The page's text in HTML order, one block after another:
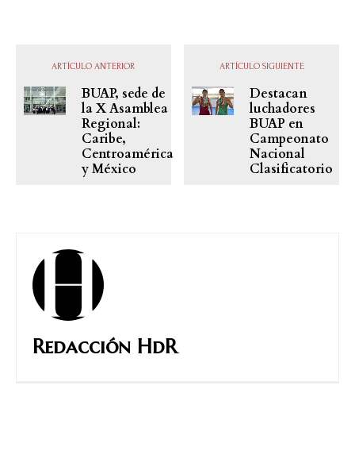
ARTÍCULO ANTERIOR
BUAP, sede de
la X Asamblea
Regional:
Caribe,
Centroamérica
y México
ARTÍCULO SIGUIENTE
Destacan
luchadores
BUAP en
Campeonato
Nacional
Clasificatorio
Redacción HdR